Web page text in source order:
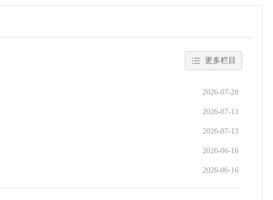
更多栏目
2026-07-28
2026-07-13
2026-07-13
2026-06-16
2026-06-16